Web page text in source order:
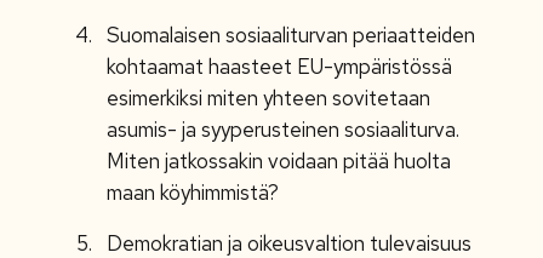
Suomalaisen sosiaaliturvan periaatteiden
kohtaamat haasteet EU-ympäristössä
esimerkiksi miten yhteen sovitetaan
asumis- ja syyperusteinen sosiaaliturva.
Miten jatkossakin voidaan pitää huolta
maan köyhimmistä?
Demokratian ja oikeusvaltion tulevaisuus